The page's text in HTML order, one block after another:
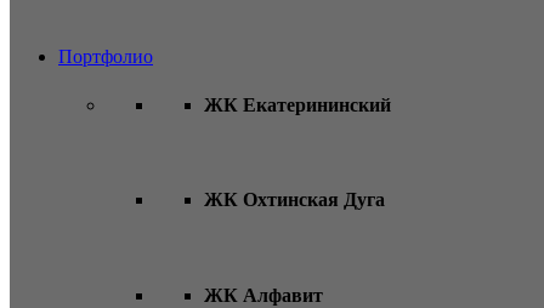
Портфолио
ЖК Екатерининский
ЖК Охтинская Дуга
ЖК Алфавит